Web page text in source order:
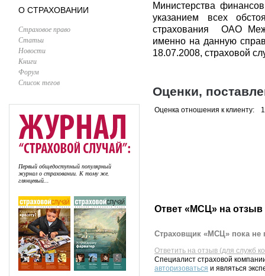
О СТРАХОВАНИИ
Страховое право
Статьи
Новости
Книги
Форум
Список тегов
Первый общедоступный популярный
журнал о страховании. К тому же,
глянцевый...
Министерства
указанием всех
страхования ОАО
именно на данную
18.07.2008, страховой
Оценки,
Оценка отношения к клиенту: 1
Ответ «МСЦ» на отзыв
Страховщик «МСЦ» пока не
Ответить на отзыв (для служб
Специалист страховой
авторизоваться и являться